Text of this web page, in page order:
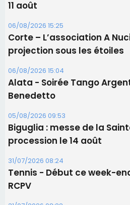
Les brèves
06/08/2026 15:57
Ucciani – Marché des
11 août
06/08/2026 15:25
Corte – L’association A
projection sous les étoiles
06/08/2026 15:04
Alata - Soirée Tango
Benedetto